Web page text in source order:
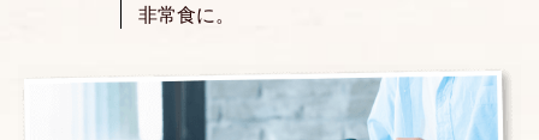
非常食に。